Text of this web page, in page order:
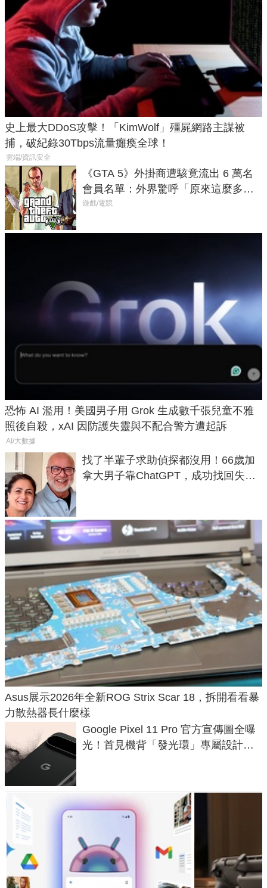
史上最大DDoS攻擊！「KimWolf」殭屍網路主謀被
捕，破紀錄30Tbps流量癱瘓全球！
雲端/資訊安全
《GTA 5》外掛商遭駭竟流出 6 萬名
會員名單：外界驚呼「原來這麼多人
在開掛！」
遊戲/電競
恐怖 AI 濫用！美國男子用 Grok 生成數千張兒童不雅
照後自殺，xAI 因防護失靈與不配合警方遭起訴
AI/大數據
找了半輩子求助偵探都沒用！66歲加
拿大男子靠ChatGPT，成功找回失散
Asus展示2026年全新ROG Strix Scar 18，拆開看看暴
力散熱器長什麼樣
Google Pixel 11 Pro 官方宣傳圖全曝
光！首見機背「發光環」專屬設計、